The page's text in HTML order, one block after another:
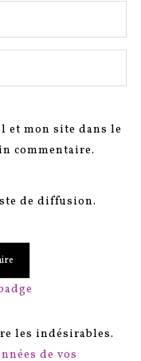
et mon site dans le
commentaire.
de diffusion.
les indésirables.
de vos